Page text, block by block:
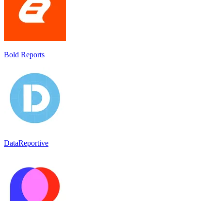
Bold Reports
DataReportive